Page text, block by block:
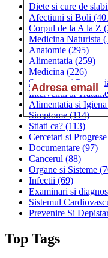
Diete si cure de
Afectiuni si Boli
Corpul de la A la Z
Medicina Naturista
Anatomie (295)
Alimentatia (259)
Medicina (226)
Sanatatea si
Interventii si
Alimentatia si
Simptome(114)
Stiati ca? (113)
Cercetari si Progrese
Documentare (97)
Cancerul (88)
Organe si Sisteme
Infectii (69)
Examinari si
Sistemul
Prevenire Si
Top Tags